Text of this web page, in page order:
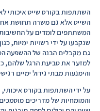
השתתפות בקורס שייט איכותי
השייט אלא גם משרה תחושת
המשתתפים לומדים על
שנקבעו על ידי רשויות ימיות,
גם מקבלים הבנה של ההשפעה
למזער את טביעת הרגל שלהם,
והימנעות מבתי גידול ימיים
על ידי השתתפות בקורס איכותי,
והמומחיות של מדריכים